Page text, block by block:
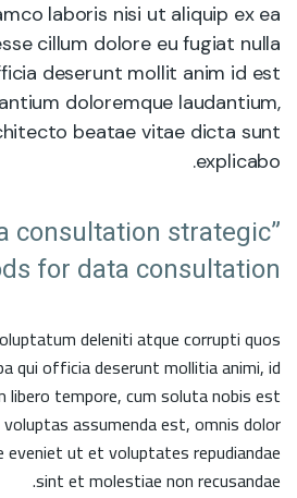
laboris nisi ut aliquip ex ea
cillum dolore eu fugiat nulla
deserunt mollit anim id est
doloremque laudantium,
beatae vitae dicta sunt
explicabo.
consultation strategic
for data consultation“
deleniti atque corrupti quos
qui officia deserunt mollitia animi, id
tempore, cum soluta nobis est
assumenda est, omnis dolor
ut et voluptates repudiandae
sint et molestiae non recusandae.